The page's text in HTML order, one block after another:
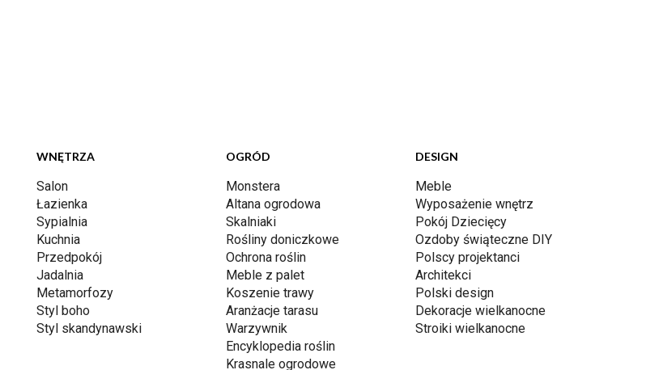
WNĘTRZA
Salon
Łazienka
Sypialnia
Kuchnia
Przedpokój
Jadalnia
Metamorfozy
Styl boho
Styl skandynawski
OGRÓD
Monstera
Altana ogrodowa
Skalniaki
Rośliny doniczkowe
Ochrona roślin
Meble z palet
Koszenie trawy
Aranżacje tarasu
Warzywnik
Encyklopedia roślin
Krasnale ogrodowe
DESIGN
Meble
Wyposażenie wnętrz
Pokój Dziecięcy
Ozdoby świąteczne DIY
Polscy projektanci
Architekci
Polski design
Dekoracje wielkanocne
Stroiki wielkanocne